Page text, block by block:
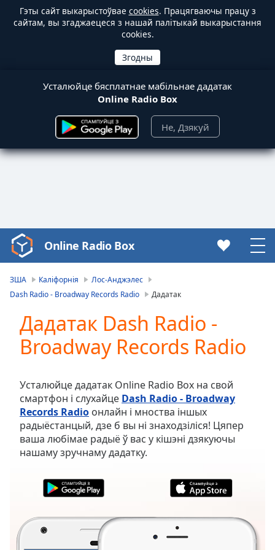
Гэты сайт выкарыстоўвае cookies. Працягваючы працу з
сайтам, вы згаджаецеся з нашай палітыкай выкарыстання
cookies.
Усталюйце бясплатнае мабільнае дадатак
Online Radio Box
Не, Дзякуй
Video
Player
loading.
Video
Play
Skip
Backward
Mute
Current
Time0:00
Duration -:-
Loaded:
LIVE
live,
currently
behind
Online Radio Box
ЗША Каліфорнія
Лос-Анджэлес
Dash Radio - Broadway Records Radio
Дадатак
Дадатак Dash Radio -
Broadway Records Radio
Усталюйце дадатак Online Radio Box на свой
смартфон і слухайце Dash Radio - Broadway
Records Radio онлайн і мноства іншых
радыёстанцый, дзе б вы ні знаходзіліся! Цяпер
ваша любімае радыё ў вас у кішэні дзякуючы
нашаму зручнаму дадатку.